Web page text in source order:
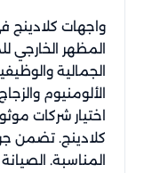
واجهات كلادينج
المظهر الخارجي
الجمالية
الألومنيوم
اختيار شركات
كلادينج. تضمن
المناسبة.